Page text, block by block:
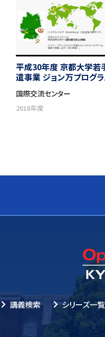
平成30年度 京都大学若
遣事業 ジョン万プログ
参加職員による帰国報告
国際交流センター
2018年度
講義検索 シリーズ一覧